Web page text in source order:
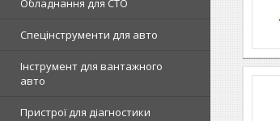
Обладнання для СТО
Спецінструменти для авто
Інструмент для вантажного
авто
Пристрої для діагностики